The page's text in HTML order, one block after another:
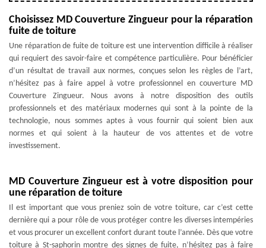
Choisissez MD Couverture Zingueur pour la réparation
fuite de toiture
Une réparation de fuite de toiture est une intervention difficile à réaliser
qui requiert des savoir-faire et compétence particulière. Pour bénéficier
d’un résultat de travail aux normes, conçues selon les règles de l’art,
n’hésitez pas à faire appel à votre professionnel en couverture MD
Couverture Zingueur. Nous avons à notre disposition des outils
professionnels et des matériaux modernes qui sont à la pointe de la
technologie, nous sommes aptes à vous fournir qui soient bien aux
normes et qui soient à la hauteur de vos attentes et de votre
investissement.
MD Couverture Zingueur est à votre disposition pour
une réparation de toiture
Il est important que vous preniez soin de votre toiture, car c’est cette
dernière qui a pour rôle de vous protéger contre les diverses intempéries
et vous procurer un excellent confort durant toute l’année. Dès que votre
toiture à St-saphorin montre des signes de fuite, n’hésitez pas à faire